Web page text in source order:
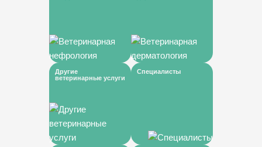
Другие
ветеринарные услуги
Специалисты